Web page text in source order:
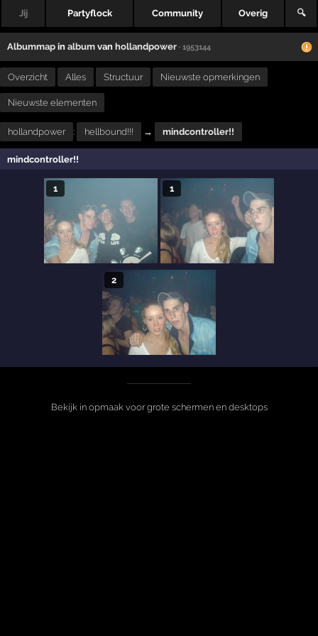
Jij Partyflock Community Overig 🔍
Albummap inalbum van hollandpower · 1953144
Overzicht Alles Structuur Nieuwste opmerkingen
Nieuwste elementen
hollandpower : hellbound!!! → mindcontroller!!
mindcontroller!!
1 1
2
Bekijk in opmaak voor grote schermen en desktops